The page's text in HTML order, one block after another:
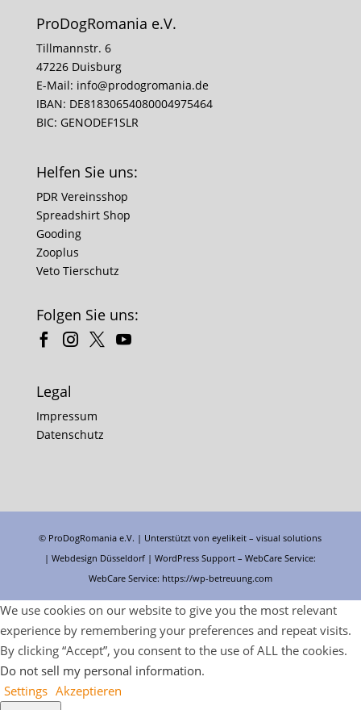
ProDogRomania e.V.
Tillmannstr. 6
47226 Duisburg
E-Mail: info@prodogromania.de
IBAN: DE81830654080004975464
BIC: GENODEF1SLR
Helfen Sie uns:
PDR Vereinsshop
Spreadshirt Shop
Gooding
Zooplus
Veto Tierschutz
Folgen Sie uns:
Legal
Impressum
Datenschutz
© ProDogRomania e.V. | Unterstützt voneyelikeit – visual solutions
| Webdesign Düsseldorf |WordPress Support – WebCare Service:
WebCare Service: https://wp-betreuung.com
We use cookies on our website to give you the most relevant
experience by remembering your preferences and repeat visits.
By clicking “Accept”, you consent to the use of ALL the cookies.
Do not sell my personal information.
Settings Akzeptieren